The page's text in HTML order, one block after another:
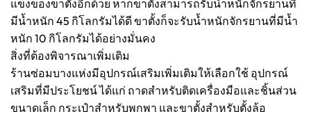
แข็งของขาตั้งอีกด้วย หากขาตั้งสามารถรับน้ำหนักจักรยานที่
มีน้ำหนัก 45 กิโลกรัมได้ดี ขาตั้งก็จะรับน้ำหนักจักรยานที่มีน้ำ
หนัก 10 กิโลกรัมได้อย่างมั่นคง
สิ่งที่ต้องพิจารณาเพิ่มเติม
ร้านซ่อมบางแห่งมีอุปกรณ์เสริมเพิ่มเติมให้เลือกใช้ อุปกรณ์
เสริมที่มีประโยชน์ ได้แก่ ถาดสำหรับติดเครื่องมือและชิ้นส่วน
ขนาดเล็ก กระเป๋าสำหรับพกพา และขาตั้งสำหรับตั้งล้อ